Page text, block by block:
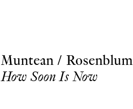
Muntean / Rosenblum
How Soon Is Now